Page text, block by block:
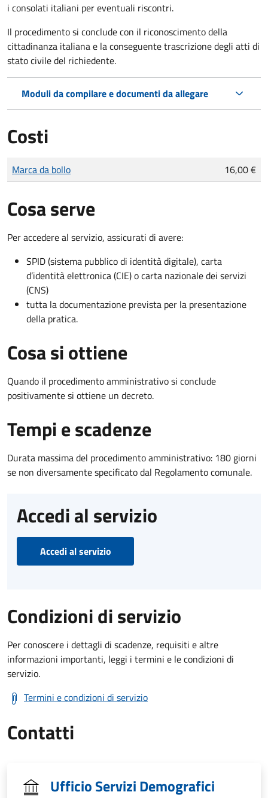
i consolati italiani per eventuali riscontri.
Il procedimento si conclude con il riconoscimento della
cittadinanza italiana e la conseguente trascrizione degli atti di
stato civile del richiedente.
Moduli da compilare e documenti da allegare
Costi
Tipo di pagamento
Importo
Marca da bollo 16,00 €
Cosa serve
Per accedere al servizio, assicurati di avere:
SPID (sistema pubblico di identità digitale), carta
d’identità elettronica (CIE) o carta nazionale dei servizi
(CNS)
tutta la documentazione prevista per la presentazione
della pratica.
Cosa si ottiene
Quando il procedimento amministrativo si conclude
positivamente si ottiene un decreto.
Tempi e scadenze
Durata massima del procedimento amministrativo: 180 giorni
se non diversamente specificato dal Regolamento comunale.
Accedi al servizio
Accedi al servizio
Condizioni di servizio
Per conoscere i dettagli di scadenze, requisiti e altre
informazioni importanti, leggi i termini e le condizioni di
servizio.
Termini e condizioni di servizio
Contatti
Ufficio Servizi Demografici